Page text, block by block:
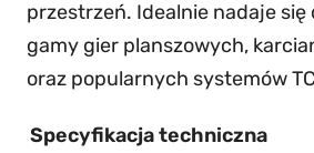
m
e
g
przestrzeń. Idealnie nadaje się
gamy gier planszowych,
oraz popularnych systemów
Specyfikacja techniczna